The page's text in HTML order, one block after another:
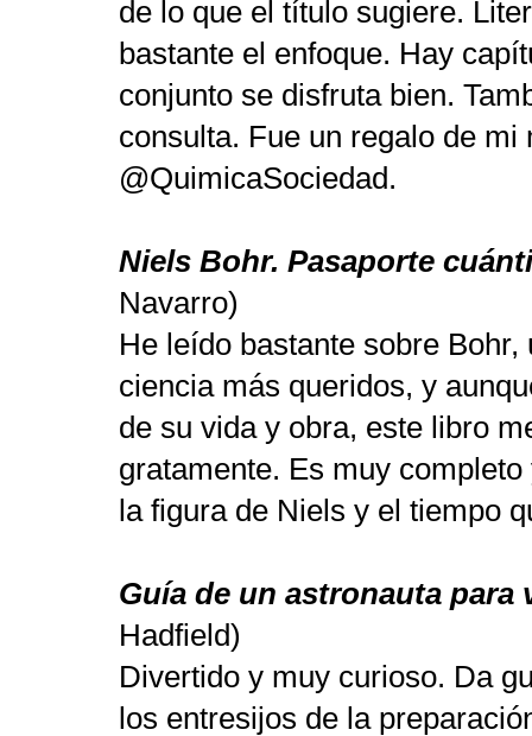
de lo que el título sugiere.
bastante el enfoque. Hay
conjunto se disfruta bien.
consulta. Fue un regalo de mi
@QuimicaSociedad.
Niels Bohr. Pasaporte
Navarro)
He leído bastante sobre
ciencia más queridos, y
de su vida y obra, este libro
gratamente. Es muy
la figura de Niels y el tiempo
Guía de un astronauta para
Hadfield)
Divertido y muy curioso. Da
los entresijos de la